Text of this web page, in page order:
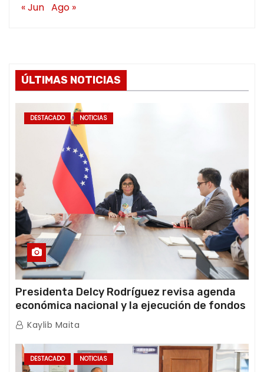
« Jun Ago »
ÚLTIMAS NOTICIAS
DESTACADO NOTICIAS
Presidenta Delcy Rodríguez revisa agenda
económica nacional y la ejecución de fondos
de emergencia post-sismos
Kaylib Maita
DESTACADO NOTICIAS